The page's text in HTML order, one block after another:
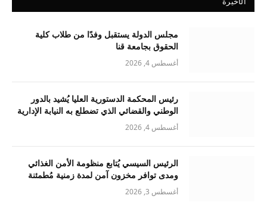
مجلس الدولة يستقبل وفدًا من طلاب كلية
الحقوق بجامعة قنا
أغسطس 4, 2026
رئيس المحكمة الدستورية العليا يُشيد بالدور
الوطني والقضائي الذي تضطلع به النيابة الإدارية
أغسطس 4, 2026
الرئيس السيسي يُتابع منظومة الأمن الغذائي
ومدى توافر مخزون آمن لمدة زمنية مُطمئنة
أغسطس 3, 2026